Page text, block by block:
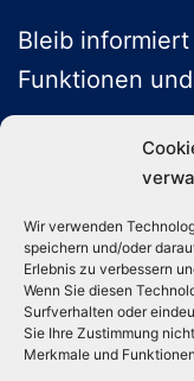
Wir verwenden
speichern und/oder
Erlebnis zu verbessern
Wenn Sie diesen
Surfverhalten oder
Sie Ihre Zustimmung
Merkmale und
Bleib
Funktionen
ABONNIEREN
Folge uns auf